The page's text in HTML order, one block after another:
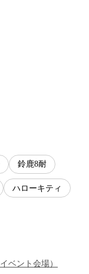
鈴鹿8耐
ハローキティ
イベント会場）